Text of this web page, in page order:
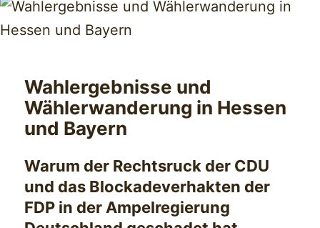
Wahlergebnisse und
Wählerwanderung in Hessen
und Bayern
Warum der Rechtsruck der CDU
und das Blockadeverhakten der
FDP in der Ampelregierung